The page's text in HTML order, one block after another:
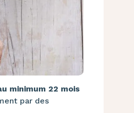
minimum 22 mois
par des